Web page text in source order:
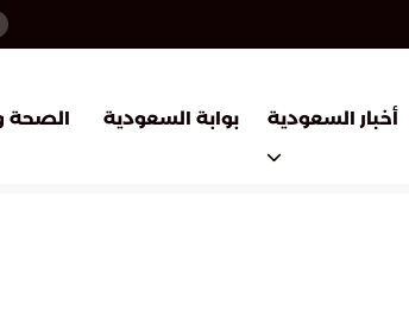
أخبار السعودية بوابة السعودية الصحة